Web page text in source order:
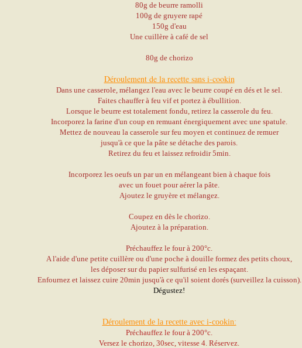
80g de beurre ramolli
100g de gruyere rapé
150g d'eau
Une cuillère à café de sel
80g de chorizo
Déroulement de la recette sans i-cookin
Dans une casserole, mélangez l'eau avec le beurre coupé en dés et le sel.
Faites chauffer à feu vif et portez à ébullition.
Lorsque le beurre est totalement fondu, retirez la casserole du feu.
Incorporez la farine d'un coup en remuant énergiquement avec une spatule.
Mettez de nouveau la casserole sur feu moyen et continuez de remuer
jusqu'à ce que la pâte se détache des parois.
Retirez du feu et laissez refroidir 5min.
Incorporez les oeufs un par un en mélangeant bien à chaque fois
avec un fouet pour aérer la pâte.
Ajoutez le gruyère et mélangez.
Coupez en dès le chorizo.
Ajoutez à la préparation.
Préchauffez le four à 200°c.
A l'aide d'une petite cuillère ou d'une poche à douille formez des petits choux,
les déposer sur du papier sulfurisé en les espaçant.
Enfournez et laissez cuire 20min jusqu'à ce qu'il soient dorés (surveillez la cuisson).
Dégustez!
Déroulement de la recette avec i-cookin:
Préchauffez le four à 200°c.
Versez le chorizo, 30sec, vitesse 4. Réservez.